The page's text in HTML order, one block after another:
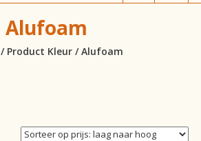
Alufoam
/ Product Kleur / Alufoam